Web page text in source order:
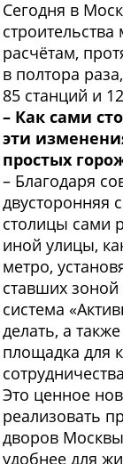
Сегодня в
расчётам,
в полтора
85 станций и
– Как сами
эти
простых
– Благодаря
двусторонняя
столицы сами
иной улицы,
метро,
ставших
система
делать, а
площадка для
Это ценное
реализовать
дворов
удобнее для